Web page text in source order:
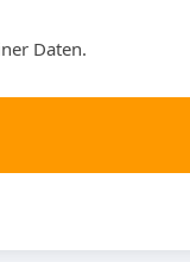
Daten.